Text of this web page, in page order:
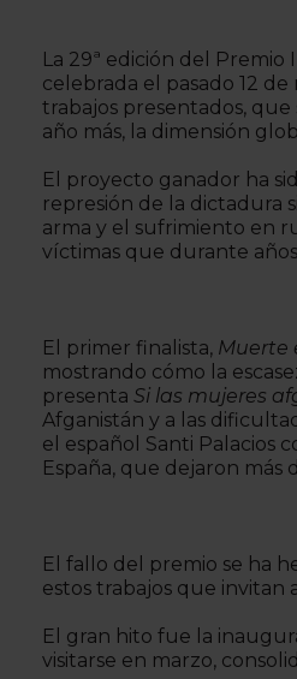
La 29ª edición del
celebrada el pasado 12
trabajos presentados,
año más, la dimensión
El proyecto ganador ha
represión de la dictadura
arma y el sufrimiento en
víctimas que durante
El primer finalista, Muerte
mostrando cómo la
presenta Si las mujeres
Afganistán y a las
el español Santi Palacios
España, que dejaron más
El fallo del premio se ha
estos trabajos que invitan
El gran hito fue la
visitarse en marzo,